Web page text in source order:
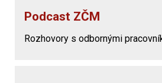
Podcast ZČM
Rozhovory s odbornými